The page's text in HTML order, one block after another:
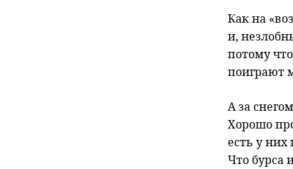
Как на
и,
потому
поиграют
А за
Хорошо
есть у
Что бурса